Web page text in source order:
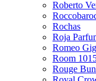
Roberto
Rochas
Roja
Romeo
Room
Rouge